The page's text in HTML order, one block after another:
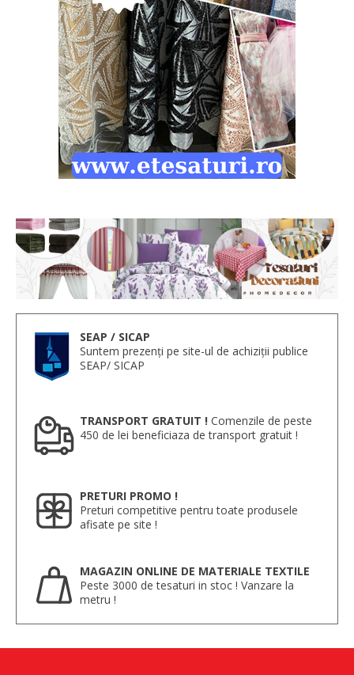
SEAP / SICAP
Suntem prezenți pe site-ul de achiziții publice
SEAP/ SICAP
TRANSPORT GRATUIT ! Comenzile de peste
450 de lei beneficiaza de transport gratuit !
PRETURI PROMO !
Preturi competitive pentru toate produsele
afisate pe site !
MAGAZIN ONLINE DE MATERIALE TEXTILE
Peste 3000 de tesaturi in stoc ! Vanzare la
metru !